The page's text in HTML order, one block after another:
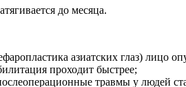
до месяца.
азиатских глаз) лицо
проходит быстрее;
травмы у